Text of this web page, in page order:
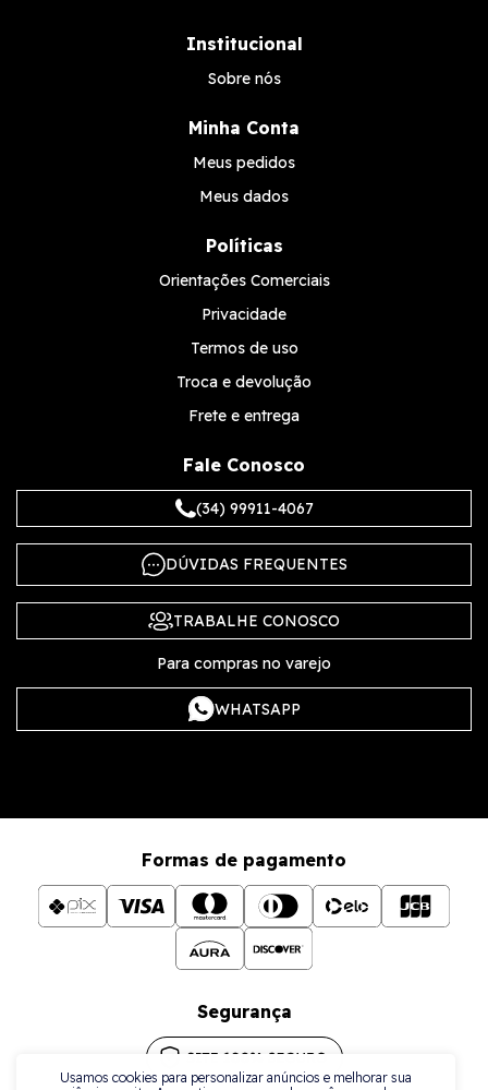
Usamos cookies para personalizar anúncios e melhorar sua
Institucional
Sobre nós
Minha Conta
Meus pedidos
Meus dados
Políticas
Orientações Comerciais
Privacidade
Termos de uso
Troca e devolução
Frete e entrega
Fale Conosco
(34) 99911-4067
DÚVIDAS FREQUENTES
TRABALHE CONOSCO
Para compras no varejo
WHATSAPP
Formas de pagamento
Segurança